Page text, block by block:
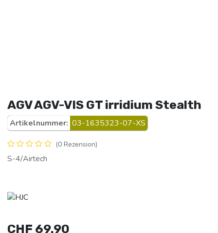
AGV AGV-VIS GT irridium Stealth
Artikelnummer: 03-1635323-07-XS
(0 Rezension)
S-4/Airtech
CHF 69.90